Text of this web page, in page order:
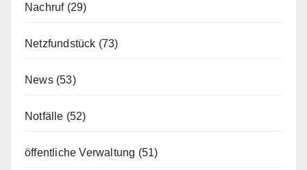
Nachruf(29)
Netzfundstück (73)
News(53)
Notfälle (52)
öffentliche Verwaltung (51)